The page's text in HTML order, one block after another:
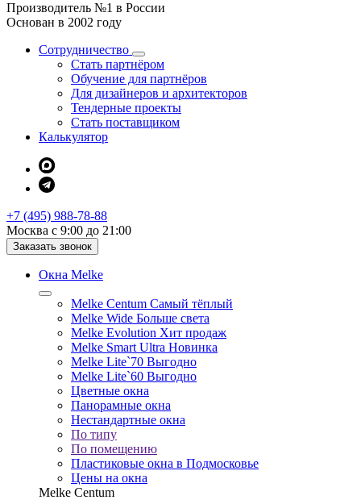
Производитель №1 в России
Основан в 2002 году
Сотрудничество
Стать партнёром
Обучение для партнёров
Для дизайнеров и архитекторов
Тендерные проекты
Стать поставщиком
Калькулятор
+7 (495) 988-78-88
Москва с 9:00 до 21:00
Заказать звонок
Окна Melke
Melke Centum Самый тёплый
Melke Wide Больше света
Melke Evolution Хит продаж
Melke Smart Ultra Новинка
Melke Lite`70 Выгодно
Melke Lite`60 Выгодно
Цветные окна
Панорамные окна
Нестандартные окна
По типу
По помещению
Пластиковые окна в Подмосковье
Цены на окна
Melke Centum